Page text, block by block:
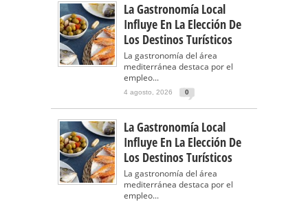
La Gastronomía Local
Influye En La Elección De
Los Destinos Turísticos
La gastronomía del área
mediterránea destaca por el
empleo...
4 agosto, 2026 0
La Gastronomía Local
Influye En La Elección De
Los Destinos Turísticos
La gastronomía del área
mediterránea destaca por el
empleo...